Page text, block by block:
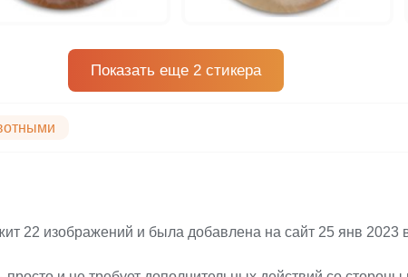
Показать еще 2 стикера
22 изображений и была добавлена на сайт 25 янв 2023